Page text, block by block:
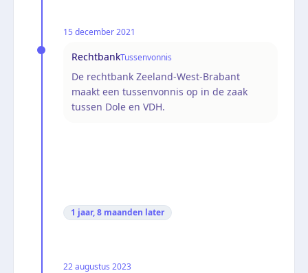
15 december 2021
RechtbankTussenvonnis
De rechtbank Zeeland-West-Brabant
maakt een tussenvonnis op in de zaak
tussen Dole en VDH.
1 jaar, 8 maanden later
22 augustus 2023